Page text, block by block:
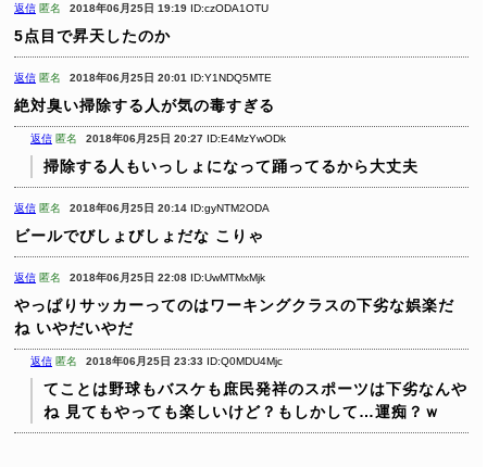
返信 匿名 2018年06月25日 19:19 ID:czODA1OTU
5点目で昇天したのか
返信 匿名 2018年06月25日 20:01 ID:Y1NDQ5MTE
絶対臭い掃除する人が気の毒すぎる
返信 匿名 2018年06月25日 20:27 ID:E4MzYwODk
掃除する人もいっしょになって踊ってるから大丈夫
返信 匿名 2018年06月25日 20:14 ID:gyNTM2ODA
ビールでびしょびしょだな こりゃ
返信 匿名 2018年06月25日 22:08 ID:UwMTMxMjk
やっぱりサッカーってのはワーキングクラスの下劣な娯楽だ
ね いやだいやだ
返信 匿名 2018年06月25日 23:33 ID:Q0MDU4Mjc
てことは野球もバスケも庶民発祥のスポーツは下劣なんや
ね 見てもやっても楽しいけど？もしかして…運痴？ｗ